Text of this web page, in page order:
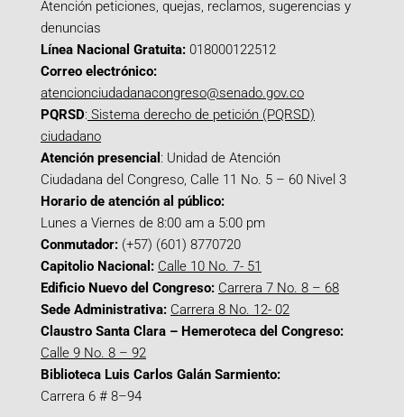
Atención peticiones, quejas, reclamos, sugerencias y
denuncias
Línea Nacional Gratuita: 018000122512
Correo electrónico:
atencionciudadanacongreso@senado.gov.co
PQRSD: Sistema derecho de petición (PQRSD)
ciudadano
Atención presencial : Unidad de Atención
Ciudadana del Congreso, Calle 11 No. 5 – 60 Nivel 3
Horario de atención al público:
Lunes a Viernes de 8:00 am a 5:00 pm
Conmutador: (+57) (601) 8770720
Capitolio Nacional: Calle 10 No. 7- 51
Edificio Nuevo del Congreso: Carrera 7 No. 8 – 68
Sede Administrativa: Carrera 8 No. 12- 02
Claustro Santa Clara – Hemeroteca del Congreso:
Calle 9 No. 8 – 92
Biblioteca Luis Carlos Galán Sarmiento:
Carrera 6 # 8–94